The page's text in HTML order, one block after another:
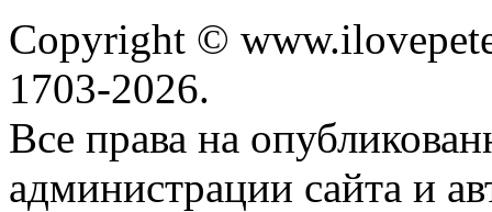
Copyright ©
1703-2026.
Все права на
администрации сайта и